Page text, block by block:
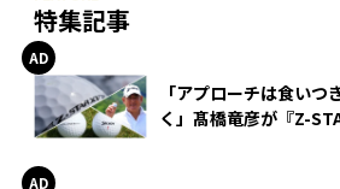
特集記事
「アプローチは食いつ
く」髙橋竜彦が『Z-